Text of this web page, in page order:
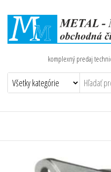
komplexný predaj